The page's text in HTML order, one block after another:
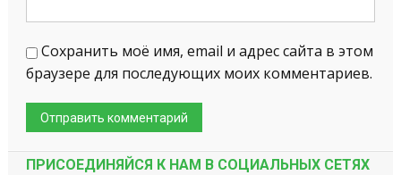
Сохранить моё имя, email и адрес сайта в этом
браузере для последующих моих комментариев.
ПРИСОЕДИНЯЙСЯ К НАМ В СОЦИАЛЬНЫХ СЕТЯХ